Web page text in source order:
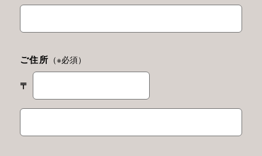
ご住所 （※必須）
〒